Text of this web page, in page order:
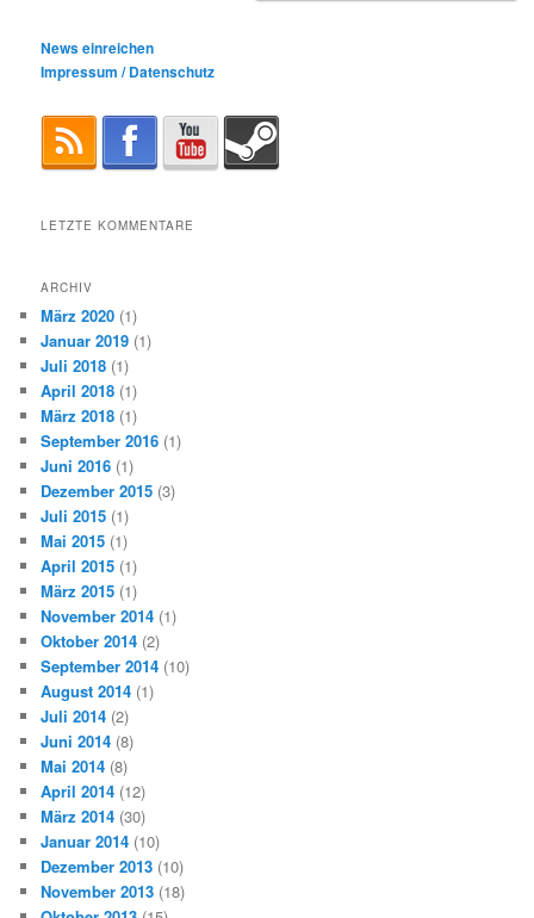
News einreichen
Impressum / Datenschutz
LETZTE KOMMENTARE
ARCHIV
März 2020 (1)
Januar 2019 (1)
Juli 2018 (1)
April 2018 (1)
März 2018 (1)
September 2016 (1)
Juni 2016 (1)
Dezember 2015 (3)
Juli 2015 (1)
Mai 2015 (1)
April 2015 (1)
März 2015 (1)
November 2014 (1)
Oktober 2014 (2)
September 2014 (10)
August 2014 (1)
Juli 2014 (2)
Juni 2014 (8)
Mai 2014 (8)
April 2014 (12)
März 2014 (30)
Januar 2014 (10)
Dezember 2013 (10)
November 2013 (18)